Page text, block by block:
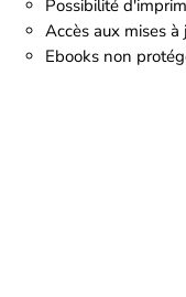
129.00€.
Possibilité
Accès aux mises
Ebooks non